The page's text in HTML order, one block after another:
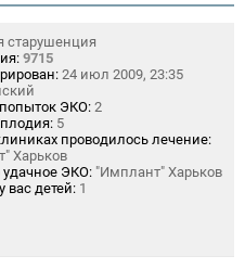
старушенция
9715
24 июл 2009, 23:35
ЭКО: 2
5
проводилось лечение:
Харьков
удачное ЭКО: "Имплант" Харьков
вас детей: 1